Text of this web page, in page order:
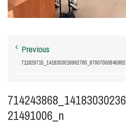
Previous
21491006_n